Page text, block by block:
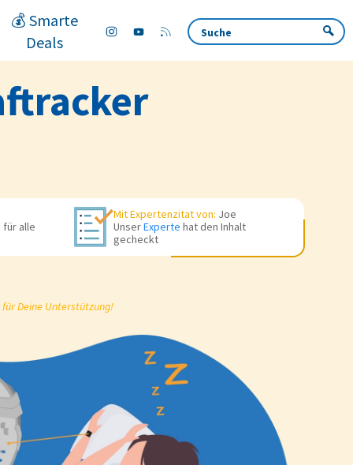
💰 Smarte
Deals
für alle
Mit Expertenzitat von: Joe
UnserExperte hat den Inhalt
gecheckt
Deine Unterstützung!